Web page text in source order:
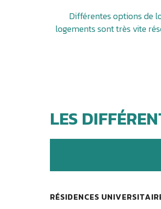
Différentes options de
logements sont très vite
LES
RÉSIDENCES